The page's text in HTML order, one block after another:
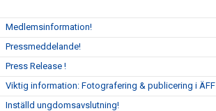
Medlemsinformation!
Pressmeddelande!
Press Release !
Viktig information: Fotografering & publicering i ÄFF
Inställd ungdomsavslutning!